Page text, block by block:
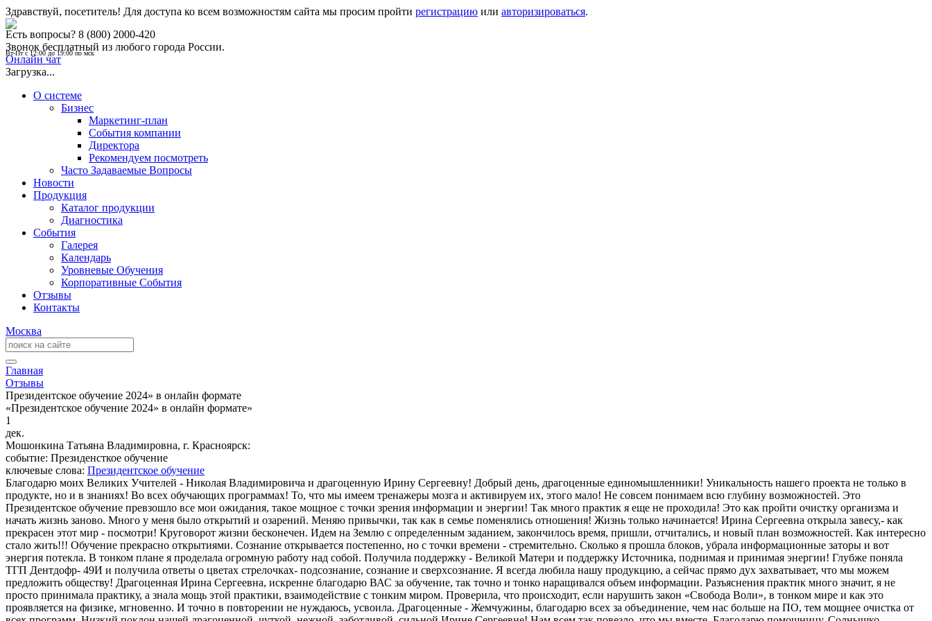
Здравствуй, посетитель! Для доступа ко всем возможностям сайта мы просим пройти регистрацию или авторизироваться.
Есть вопросы? 8 (800) 2000-420
Звонок бесплатный из любого города России.
Вт-Пт с 12:00 до 19:00 по мск
Онлайн чат
Загрузка...
О системе
Бизнес
Маркетинг-план
События компании
Директора
Рекомендуем посмотреть
Часто Задаваемые Вопросы
Новости
Продукция
Каталог продукции
Диагностика
События
Галерея
Календарь
Уровневые Обучения
Корпоративные События
Отзывы
Контакты
Москва
Главная
Отзывы
Президентское обучение 2024» в онлайн формате
«Президентское обучение 2024» в онлайн формате»
1
дек.
Мошонкина Татьяна Владимировна, г. Красноярск:
событие: Президенсткое обучение
ключевые слова: Президентское обучение
Благодарю моих Великих Учителей - Николая Владимировича и драгоценную Ирину Сергеевну! Добрый день, драгоценные единомышленники! Уникальность нашего проекта не только в
продукте, но и в знаниях! Во всех обучающих программах! То, что мы имеем тренажеры мозга и активируем их, этого мало! Не совсем понимаем всю глубину возможностей. Это
Президентское обучение превзошло все мои ожидания, такое мощное с точки зрения информации и энергии! Так много практик я еще не проходила! Это как пройти очистку организма и
начать жизнь заново. Много у меня было открытий и озарений. Меняю привычки, так как в семье поменялись отношения! Жизнь только начинается! Ирина Сергеевна открыла завесу,- как
прекрасен этот мир - посмотри! Круговорот жизни бесконечен. Идем на Землю с определенным заданием, закончилось время, пришли, отчитались, и новый план возможностей. Как интересно
стало жить!!! Обучение прекрасно открытиями. Сознание открывается постепенно, но с точки времени - стремительно. Сколько я прошла блоков, убрала информационные заторы и вот
энергия потекла. В тонком плане я проделала огромную работу над собой. Получила поддержку - Великой Матери и поддержку Источника, поднимая и принимая энергии! Глубже поняла
ТГП Дентдофр- 49И и получила ответы о цветах стрелочках- подсознание, сознание и сверхсознание. Я всегда любила нашу продукцию, а сейчас прямо дух захватывает, что мы можем
предложить обществу! Драгоценная Ирина Сергеевна, искренне благодарю ВАС за обучение, так точно и тонко наращивался объем информации. Разъяснения практик много значит, я не
просто принимала практику, а знала мощь этой практики, взаимодействие с тонким миром. Проверила, что происходит, если нарушить закон «Свобода Воли», в тонком мире и как это
проявляется на физике, мгновенно. И точно в повторении не нуждаюсь, усвоила. Драгоценные - Жемчужины, благодарю всех за объединение, чем нас больше на ПО, тем мощнее очистка от